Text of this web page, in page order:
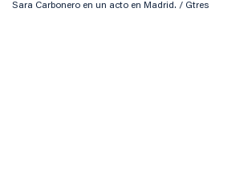
Sara Carbonero en un acto en Madrid. / Gtres